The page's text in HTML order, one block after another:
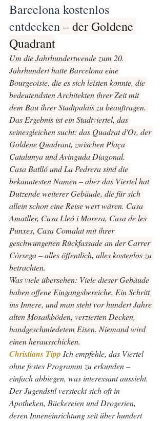
Barcelona kostenlos
entdecken – der Goldene
Quadrant
Um die Jahrhundertwende zum 20.
Jahrhundert hatte Barcelona eine
Bourgeoisie, die es sich leisten konnte, die
bedeutendsten Architekten ihrer Zeit mit
dem Bau ihrer Stadtpalais zu beauftragen.
Das Ergebnis ist ein Stadtviertel, das
seinesgleichen sucht: das Quadrat d'Or, der
Goldene Quadrant, zwischen Plaça
Catalunya und Avinguda Diagonal.
Casa Batlló und La Pedrera sind die
bekanntesten Namen – aber das Viertel hat
Dutzende weiterer Gebäude, die für sich
allein schon eine Reise wert wären. Casa
Amatller, Casa Lleó i Morera, Casa de les
Punxes, Casa Comalat mit ihrer
geschwungenen Rückfassade an der Carrer
Còrsega – alles öffentlich, alles kostenlos zu
betrachten.
Was viele übersehen: Viele dieser Gebäude
haben offene Eingangsbereiche. Ein Schritt
ins Innere, und man steht vor hundert Jahre
alten Mosaikböden, verzierten Decken,
handgeschmiedetem Eisen. Niemand wird
einen herausschicken.
Christians Tipp Ich empfehle, das Viertel
ohne festes Programm zu erkunden –
einfach abbiegen, was interessant aussieht.
Der Jugendstil versteckt sich oft in
Apotheken, Bäckereien und Drogerien,
deren Inneneinrichtung seit über hundert